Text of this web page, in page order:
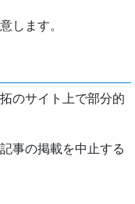
します。
のサイト上で部分的
事の掲載を中止する